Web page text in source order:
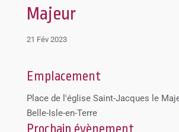
Majeur
21 Fév 2023
Emplacement
Place de l'église Saint-Jacques le
Belle-Isle-en-Terre
Prochain évènement